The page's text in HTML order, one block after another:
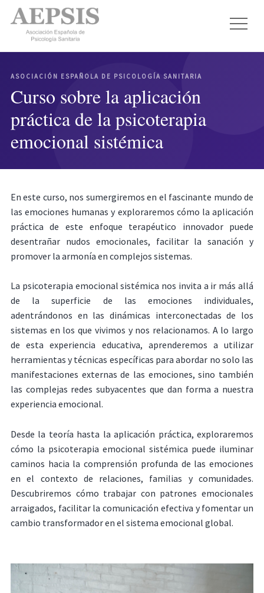
ASOCIACIÓN ESPAÑOLA DE PSICOLOGÍA SANITARIA
Curso sobre la aplicación
práctica de la psicoterapia
emocional sistémica
En este curso, nos sumergiremos en el fascinante mundo de
las emociones humanas y exploraremos cómo la aplicación
práctica de este enfoque terapéutico innovador puede
desentrañar nudos emocionales, facilitar la sanación y
promover la armonía en complejos sistemas.
La psicoterapia emocional sistémica nos invita a ir más allá
de la superficie de las emociones individuales,
adentrándonos en las dinámicas interconectadas de los
sistemas en los que vivimos y nos relacionamos. A lo largo
de esta experiencia educativa, aprenderemos a utilizar
herramientas y técnicas específicas para abordar no solo las
manifestaciones externas de las emociones, sino también
las complejas redes subyacentes que dan forma a nuestra
experiencia emocional.
Desde la teoría hasta la aplicación práctica, exploraremos
cómo la psicoterapia emocional sistémica puede iluminar
caminos hacia la comprensión profunda de las emociones
en el contexto de relaciones, familias y comunidades.
Descubriremos cómo trabajar con patrones emocionales
arraigados, facilitar la comunicación efectiva y fomentar un
cambio transformador en el sistema emocional global.